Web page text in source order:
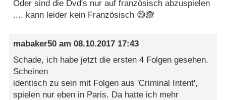
Oder sind die Dvd's nur auf französisch abzuspielen
.... kann leider kein Französisch 😅🙈
mabaker50 am08.10.2017 17:43
Schade, ich habe jetzt die ersten 4 Folgen gesehen.
Scheinen
identisch zu sein mit Folgen aus 'Criminal Intent',
spielen nur eben in Paris. Da hatte ich mehr